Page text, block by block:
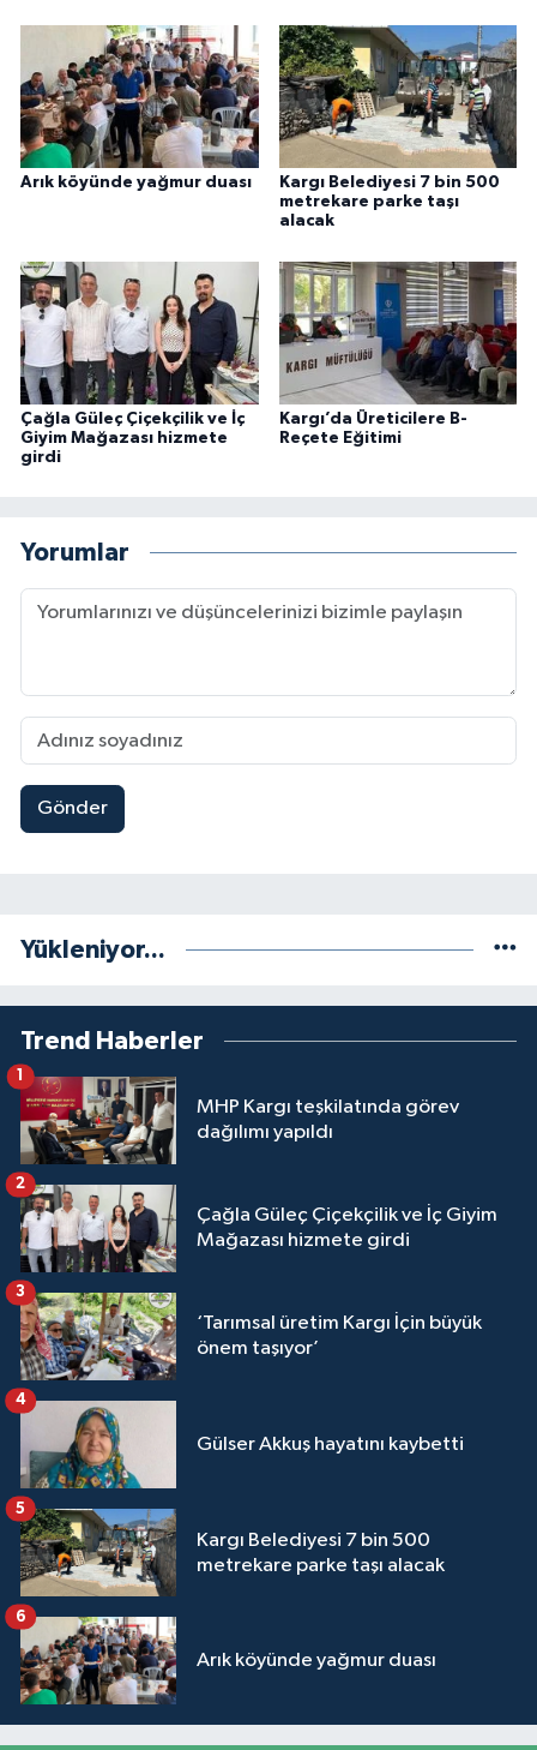
Arık köyünde yağmur duası
Kargı Belediyesi 7 bin 500
metrekare parke taşı
alacak
Çağla Güleç Çiçekçilik ve İç
Giyim Mağazası hizmete
girdi
Kargı’da Üreticilere B-
Reçete Eğitimi
Yorumlar
Gönder
Yükleniyor...
Trend Haberler
MHP Kargı teşkilatında görev
dağılımı yapıldı
1
Çağla Güleç Çiçekçilik ve İç Giyim
Mağazası hizmete girdi
2
‘Tarımsal üretim Kargı İçin büyük
önem taşıyor’
3
Gülser Akkuş hayatını kaybetti
4
Kargı Belediyesi 7 bin 500
metrekare parke taşı alacak
5
Arık köyünde yağmur duası
6